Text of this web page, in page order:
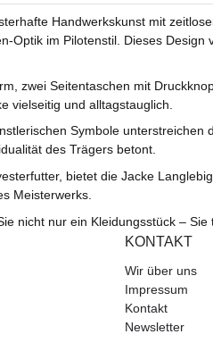
Handwerkskunst mit
Optik im Pilotenstil. Dieses
zwei Seitentaschen mit
vielseitig und alltagstauglich.
Symbole
des Trägers betont.
bietet die Jacke
Meisterwerks.
nicht nur ein Kleidungsstück –
KONTAKT
Wir über uns
Impressum
Kontakt
Newsletter